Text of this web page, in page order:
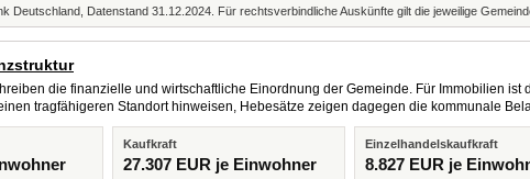
Deutschland, Datenstand 31.12.2024. Für rechtsverbindliche Auskünfte gilt die jeweilige
die finanzielle und wirtschaftliche Einordnung der Gemeinde. Für Immobilien ist
tragfähigeren Standort hinweisen, Hebesätze zeigen dagegen die kommunale
Kaufkraft
27.307 EUR je Einwohner
Einzelhandelskaufkraft
8.827 EUR je